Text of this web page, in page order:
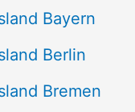
Bayern
Berlin
Bremen